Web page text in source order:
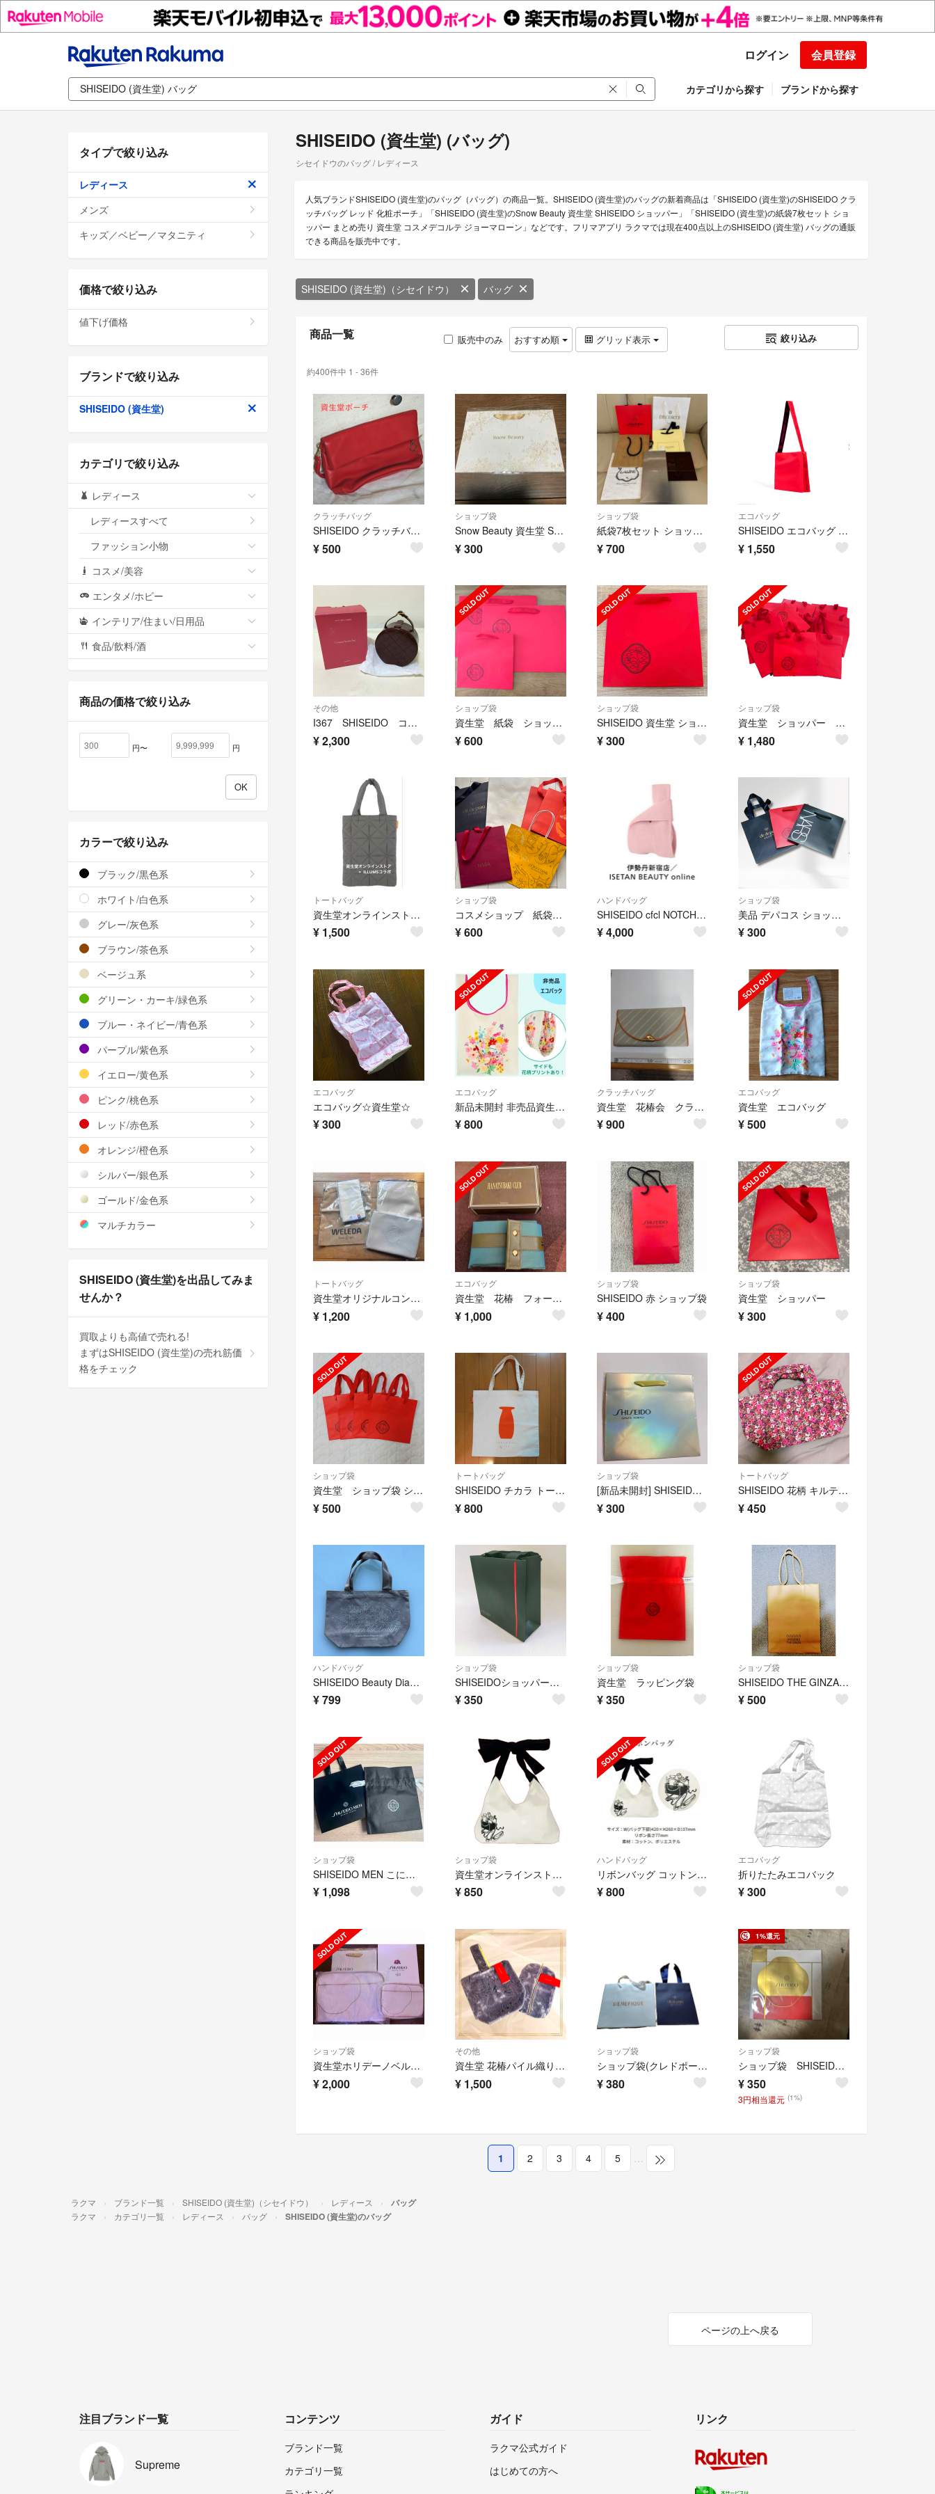
ログイン 会員登録
カテゴリから探す ブランドから探す
SHISEIDO (資生堂) (バッグ)
シセイドウのバッグ / レディース
人気ブランドSHISEIDO (資生堂)のバッグ（バッグ）の商品一覧。SHISEIDO (資生堂)のバッグの新着商品は「SHISEIDO (資生堂)のSHISEIDO クラ
ッチバッグ レッド 化粧ポーチ」「SHISEIDO (資生堂)のSnow Beauty 資生堂 SHISEIDO ショッパー」「SHISEIDO (資生堂)の紙袋7枚セット ショ
ッパー まとめ売り 資生堂 コスメデコルテ ジョーマローン」などです。フリマアプリ ラクマでは現在400点以上のSHISEIDO (資生堂) バッグの通販
できる商品を販売中です。
SHISEIDO (資生堂)（シセイドウ） バッグ
商品一覧 販売中のみ おすすめ順 グリッド表示 絞り込み
約400件中 1 - 36件
クラッチバッグ
SHISEIDO クラッチバッグ レッド 化粧ポーチ
¥500
ショップ袋
Snow Beauty 資生堂 SHISEIDO ショッパー
¥300
ショップ袋
紙袋7枚セット ショッパー まとめ売り 資生堂 コスメデコルテ ジョーマローン
¥700
エコバッグ
SHISEIDO エコバッグ N リバーシブル レッド ブラック 未使用
¥ 1,550
その他
I367 SHISEIDO コンパクトビューティーバック 2002年 資生堂 花椿 CLUB感謝品 バニティバッグ ミラー付き
¥2,300
ショップ袋
資生堂 紙袋 ショッパー 3枚セット
¥600
ショップ袋
SHISEIDO 資生堂 ショップ袋 ショッパー
¥300
ショップ袋
資生堂 ショッパー 15枚+2枚
¥ 1,480
トートバッグ
資生堂オンラインストアノベルティ マキアージュ グリッタートートバッグ
¥ 1,500
ショップ袋
コスメショップ 紙袋 大小9枚
¥600
ハンドバッグ
SHISEIDO cfcl NOTCHED RIB MINI BAG
¥4,000
ショップ袋
美品 デパコス ショッパー セット クレド / 資生堂 / NARS 紙袋
¥300
エコバッグ
エコバッグ☆資生堂☆
¥300
エコバッグ
新品未開封 非売品資生堂限定エコバッグ
¥800
クラッチバッグ
資生堂 花椿会 クラッチバッグ
¥900
エコバッグ
資生堂 エコバッグ
¥500
トートバッグ
資生堂オリジナルコンビカラートート ほか4点セット
¥ 1,200
エコバッグ
資生堂 花椿 フォールディングバッグ 非売品
¥ 1,000
ショップ袋
SHISEIDO 赤 ショップ袋
¥400
ショップ袋
資生堂 ショッパー
¥300
ショップ袋
資生堂 ショップ袋 ショッパー ４枚
¥500
トートバッグ
SHISEIDO チカラ トートバック エコバッグ 未使用
¥800
ショップ袋
[新品未開封] SHISEIDO GINZA TOKYO ショッパー ショップ袋
¥300
トートバッグ
SHISEIDO 花柄 キルティングバッグ ピンク ノベルティ
¥450
ハンドバッグ
SHISEIDO Beauty Diagnosis Lab 限定バッグ♡美品
¥799
ショップ袋
SHISEIDOショッパー 黒 14×14×6
¥350
ショップ袋
資生堂 ラッピング袋
¥350
ショップ袋
SHISEIDO THE GINZA ゴールドショップ袋
¥500
ショップ袋
SHISEIDO MEN こにゃこ様専用⭐︎
¥ 1,098
ショップ袋
資生堂オンラインストア リボンバック
¥850
ハンドバッグ
リボンバッグ コットン ポリエステル ノベルティ 資生堂 新品未開封
¥800
エコバッグ
折りたたみエコバック
¥300
ショップ袋
資生堂ホリデーノベルティ2025
¥2,000
その他
資生堂 花椿パイル織り バック&ポーチ ノベルティ
¥ 1,500
ショップ袋
ショップ袋(クレドポーボーテとBENEFIQUE)〈2枚組〉
¥380
1%還元
ショップ袋
ショップ袋 SHISEIDO 資生堂
¥350
3円相当還元 (1%)
1 2 3 4 5 …
タイプで絞り込み
レディース
メンズ
キッズ／ベビー／マタニティ
価格で絞り込み
値下げ価格
ブランドで絞り込み
SHISEIDO (資生堂)
カテゴリで絞り込み
レディース
レディースすべて
ファッション小物
コスメ/美容
エンタメ/ホビー
インテリア/住まい/日用品
食品/飲料/酒
商品の価格で絞り込み
円〜 円
カラーで絞り込み
ブラック/黒色系
ホワイト/白色系
グレー/灰色系
ブラウン/茶色系
ベージュ系
グリーン・カーキ/緑色系
ブルー・ネイビー/青色系
パープル/紫色系
イエロー/黄色系
ピンク/桃色系
レッド/赤色系
オレンジ/橙色系
シルバー/銀色系
ゴールド/金色系
マルチカラー
SHISEIDO (資生堂)を出品してみま
せんか？
買取よりも高値で売れる!
まずはSHISEIDO (資生堂)の売れ筋価
格をチェック
ラクマ ブランド一覧 SHISEIDO (資生堂)（シセイドウ） レディース バッグ
ラクマ カテゴリ一覧 レディース バッグ SHISEIDO (資生堂)のバッグ
ページの上へ戻る
注目ブランド一覧
Supreme
コンテンツ
ブランド一覧
カテゴリ一覧
ガイド
ラクマ公式ガイド
はじめての方へ
リンク